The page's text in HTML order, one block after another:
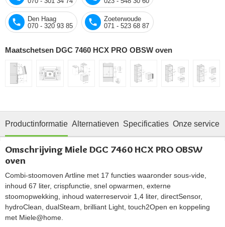
Den Haag
070 - 320 93 85
Zoeterwoude
071 - 523 68 87
Maatschetsen DGC 7460 HCX PRO OBSW oven
Productinformatie Alternatieven Specificaties Onze service
Omschrijving Miele DGC 7460 HCX PRO OBSW
oven
Combi-stoomoven Artline met 17 functies waaronder sous-vide,
inhoud 67 liter, crispfunctie, snel opwarmen, externe
stoomopwekking, inhoud waterreservoir 1,4 liter, directSensor,
hydroClean, dualSteam, brilliant Light, touch2Open en koppeling
met Miele@home.